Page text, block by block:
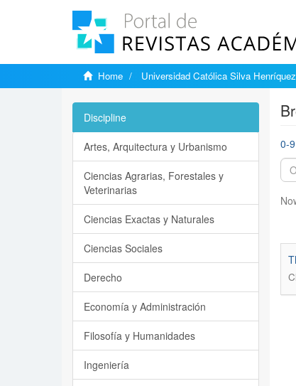
Home Universidad Católica Silva Henríquez
0-9
Discipline
Artes, Arquitectura y Urbanismo
Ciencias Agrarias, Forestales y
Veterinarias
Ciencias Exactas y Naturales
Ciencias Sociales
Derecho
Economía y Administración
Filosofía y Humanidades
Ingeniería